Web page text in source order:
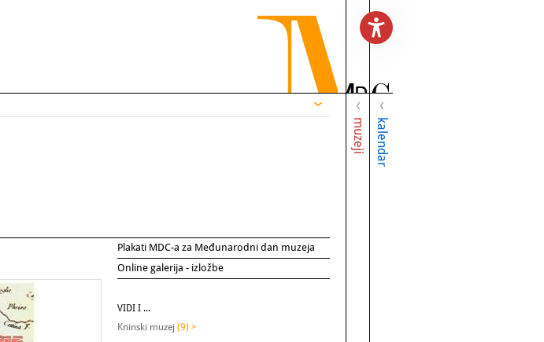
muzeji kalendar
Plakati MDC-a za Međunarodni dan muzeja
Online galerija - izložbe
VIDI I ...
Kninski muzej (9) >